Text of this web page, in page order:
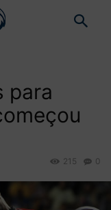
para
0
215